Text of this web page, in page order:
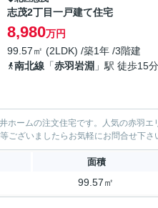
志茂2丁目一戸建て住宅
8,980万円
99.57㎡ (2LDK) /築1年 /3階建
南北線 「赤羽岩淵 」駅 徒歩15分
ホームの注文住宅です。人気の赤羽
ございましたらお気軽にお問合せ下さ
面積
99.57㎡